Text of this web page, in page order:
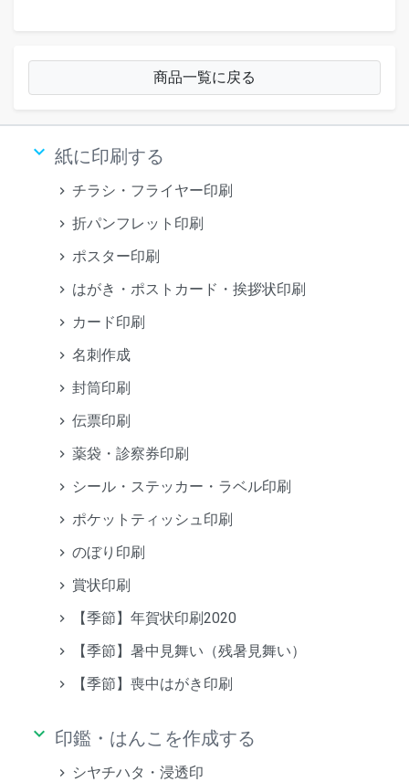
商品一覧に戻る
keyboard_arrow_down 紙に印刷する
チラシ・フライヤー印刷
折パンフレット印刷
ポスター印刷
はがき・ポストカード・挨拶状印刷
カード印刷
名刺作成
封筒印刷
伝票印刷
薬袋・診察券印刷
シール・ステッカー・ラベル印刷
ポケットティッシュ印刷
のぼり印刷
賞状印刷
【季節】年賀状印刷2020
【季節】暑中見舞い（残暑見舞い）
【季節】喪中はがき印刷
keyboard_arrow_down 印鑑・はんこを作成する
シヤチハタ・浸透印